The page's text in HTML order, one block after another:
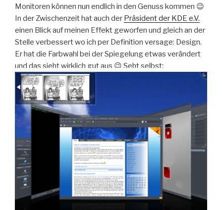
Monitoren können nun endlich in den Genuss kommen 😉
In der Zwischenzeit hat auch der Präsident der KDE e.V.
einen Blick auf meinen Effekt geworfen und gleich an der
Stelle verbessert wo ich per Definition versage: Design.
Er hat die Farbwahl bei der Spiegelung etwas verändert
und das sieht wirklich gut aus 😉 Seht selbst: